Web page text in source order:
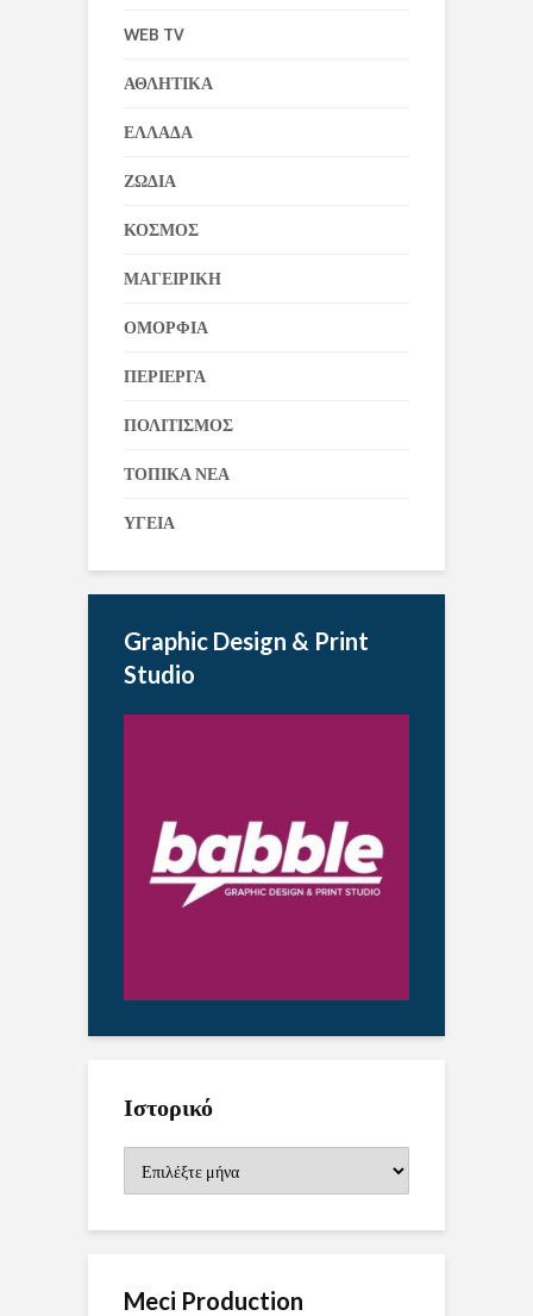
WEB TV
ΑΘΛΗΤΙΚΑ
ΕΛΛΑΔΑ
ΖΩΔΙΑ
ΚΟΣΜΟΣ
ΜΑΓΕΙΡΙΚΗ
ΟΜΟΡΦΙΑ
ΠΕΡΙΕΡΓΑ
ΠΟΛΙΤΙΣΜΟΣ
ΤΟΠΙΚΑ ΝΕΑ
ΥΓΕΙΑ
Graphic Design & Print
Studio
Ιστορικό
Meci Production